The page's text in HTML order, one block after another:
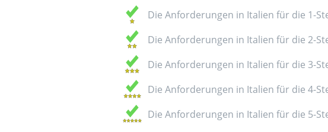
Die Anforderungen in Italien für die 1-
Die Anforderungen in Italien für die 2-
Die Anforderungen in Italien für die 3-
Die Anforderungen in Italien für die 4-
Die Anforderungen in Italien für die 5-